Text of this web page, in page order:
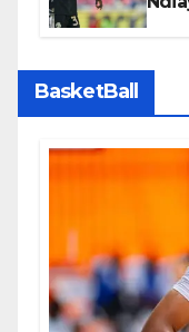
BasketBall